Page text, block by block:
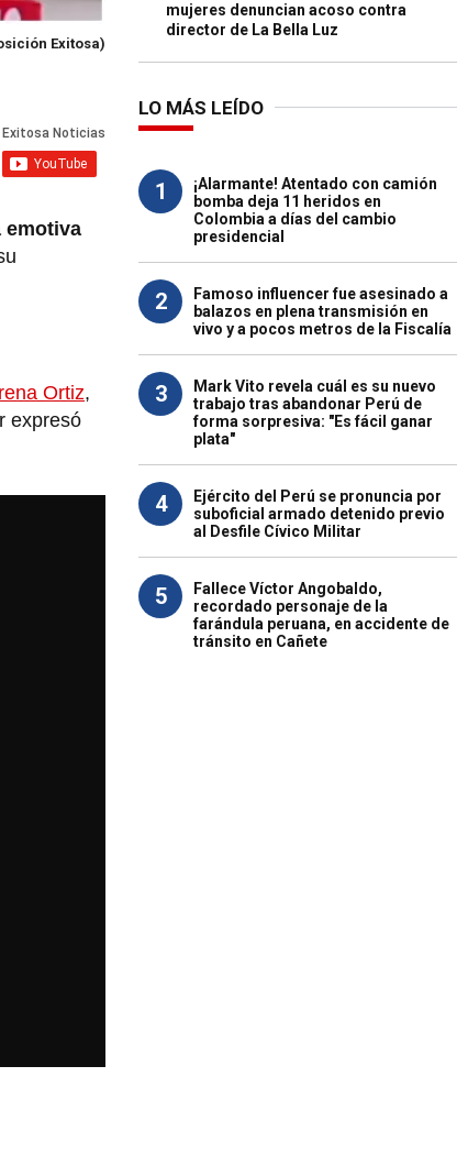
Exitosa)
emotiva
Ortiz,
expresó
mujeres denuncian acoso contra
director de La Bella Luz
LO MÁS LEÍDO
1
¡Alarmante! Atentado con camión
bomba deja 11 heridos en
Colombia a días del cambio
presidencial
2
Famoso influencer fue asesinado a
balazos en plena transmisión en
vivo y a pocos metros de la Fiscalía
3
Mark Vito revela cuál es su nuevo
trabajo tras abandonar Perú de
forma sorpresiva: "Es fácil ganar
plata"
4
Ejército del Perú se pronuncia por
suboficial armado detenido previo
al Desfile Cívico Militar
5
Fallece Víctor Angobaldo,
recordado personaje de la
farándula peruana, en accidente de
tránsito en Cañete